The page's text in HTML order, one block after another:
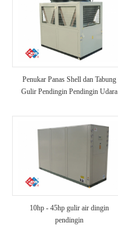
Penukar Panas Shell dan Tabung
Gulir Pendingin Pendingin Udara
10hp - 45hp gulir air dingin
pendingin